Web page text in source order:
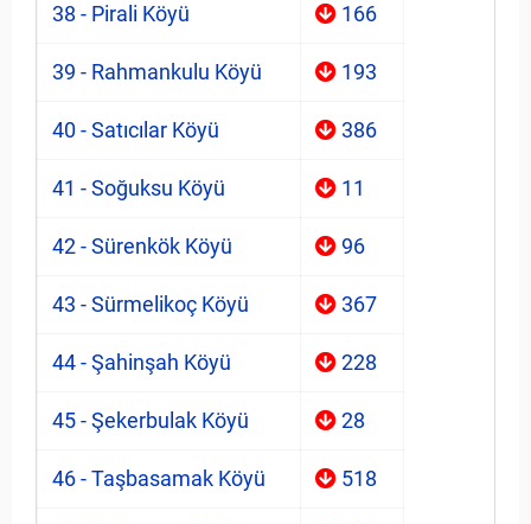
38 - Pirali Köyü 166
39 - Rahmankulu Köyü 193
40 - Satıcılar Köyü 386
41 - Soğuksu Köyü 11
42 - Sürenkök Köyü 96
43 - Sürmelikoç Köyü 367
44 - Şahinşah Köyü 228
45 - Şekerbulak Köyü 28
46 - Taşbasamak Köyü 518